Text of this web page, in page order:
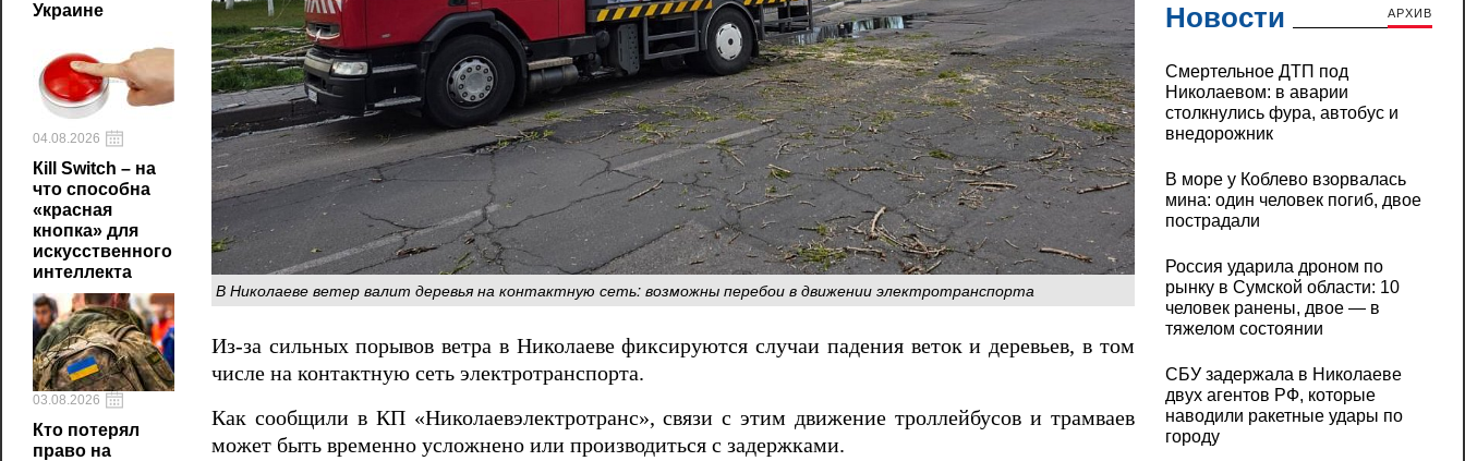
Украине
04.08.2026
Кill Switch – на
что способна
«красная
кнопка» для
искусственного
интеллекта
03.08.2026
Кто потерял
право на
В Николаеве ветер валит деревья на контактную сеть: возможны перебои в движении электротранспорта
Из-за сильных порывов ветра в Николаеве фиксируются случаи падения веток и деревьев, в том
числе на контактную сеть электротранспорта.
Как сообщили в КП «Николаевэлектротранс», связи с этим движение троллейбусов и трамваев
может быть временно усложнено или производиться с задержками.
Новости АРХИВ
Смертельное ДТП под
Николаевом: в аварии
столкнулись фура, автобус и
внедорожник
В море у Коблево взорвалась
мина: один человек погиб, двое
пострадали
Россия ударила дроном по
рынку в Сумской области: 10
человек ранены, двое — в
тяжелом состоянии
СБУ задержала в Николаеве
двух агентов РФ, которые
наводили ракетные удары по
городу